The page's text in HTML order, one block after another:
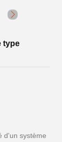
type
d'un système